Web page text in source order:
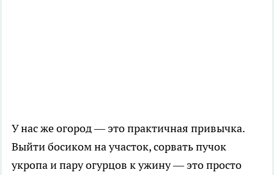
У нас же огород — это практичная привычка.
Выйти босиком на участок, сорвать пучок
укропа и пару огурцов к ужину — это просто